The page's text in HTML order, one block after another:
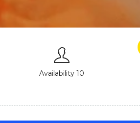
Availability 10